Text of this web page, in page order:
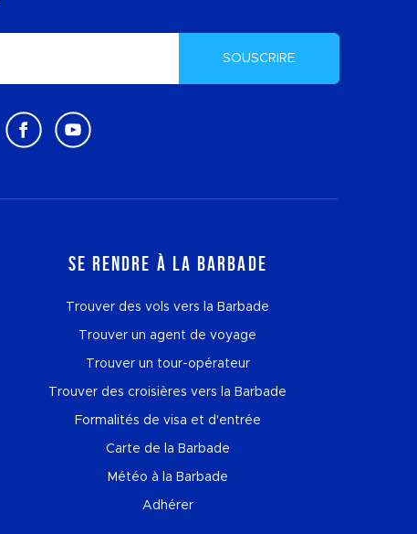
SOUSCRIRE
Se rendre à la Barbade
Trouver des vols vers la Barbade
Trouver un agent de voyage
Trouver un tour-opérateur
Trouver des croisières vers la Barbade
Formalités de visa et d'entrée
Carte de la Barbade
Météo à la Barbade
Adhérer